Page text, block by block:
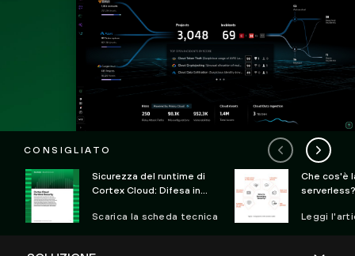
CONSIGLIATO
Sicurezza del runtime di
Cortex Cloud: Difesa in
clou
Scarica la scheda tecnica
Che cos'è
serverless?
Leggi